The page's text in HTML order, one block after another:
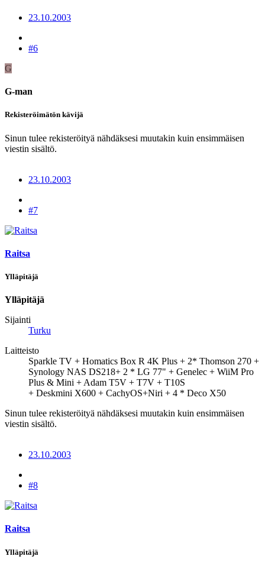
23.10.2003
#6
G
G-man
Rekisteröimätön kävijä
Sinun tulee rekisteröityä nähdäksesi muutakin kuin ensimmäisen
viestin sisältö.
23.10.2003
#7
Raitsa
Ylläpitäjä
Ylläpitäjä
Sijainti
Turku
Laitteisto
Sparkle TV + Homatics Box R 4K Plus + 2* Thomson 270 +
Synology NAS DS218+ 2 * LG 77" + Genelec + WiiM Pro
Plus & Mini + Adam T5V + T7V + T10S
+ Deskmini X600 + CachyOS+Niri + 4 * Deco X50
Sinun tulee rekisteröityä nähdäksesi muutakin kuin ensimmäisen
viestin sisältö.
23.10.2003
#8
Raitsa
Ylläpitäjä